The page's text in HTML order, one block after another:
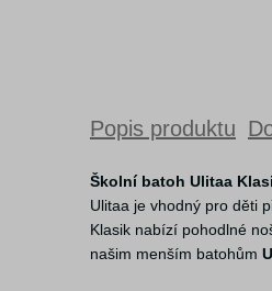
Popis produktu
Školní batoh Ulitaa
Ulitaa je vhodný pro děti
Klasik nabízí pohodlné
našim menším batohům